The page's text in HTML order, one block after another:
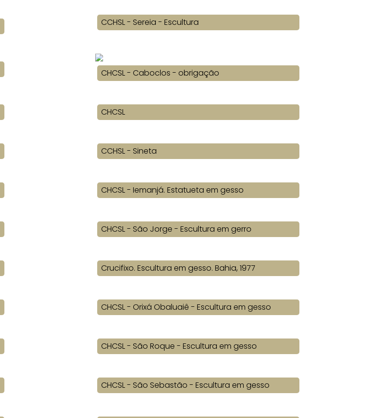
CCHSL - Sereia - Escultura
CHCSL - Caboclos - obrigação
CHCSL
CCHSL - Sineta
CHCSL - Iemanjá. Estatueta em gesso
CHCSL - São Jorge - Escultura em gerro
Crucifixo. Escultura em gesso. Bahia, 1977
CHCSL - Orixá Obaluaiê - Escultura em gesso
CHCSL - São Roque - Escultura em gesso
CHCSL - São Sebastão - Escultura em gesso